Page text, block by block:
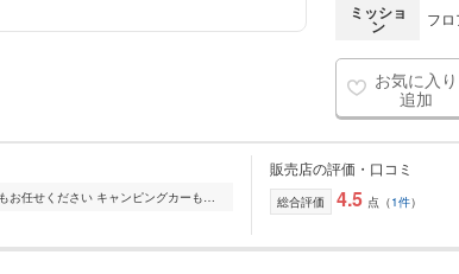
ミッショ
ン フ
お気に入り
追加
フェラーリ・ランボルギーニなどのスーパーカーもお任せください キャンピングカーも得意で、「アドリア」「バーストナー」「ハイマー」などの各種モーターホームも取...
販売店の評価・口コミ
総合評価 4.5 点（1件）